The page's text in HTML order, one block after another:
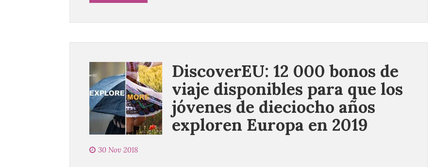
DiscoverEU: 12 000 bonos de
viaje disponibles para que los
jóvenes de dieciocho años
exploren Europa en 2019
30 Nov 2018